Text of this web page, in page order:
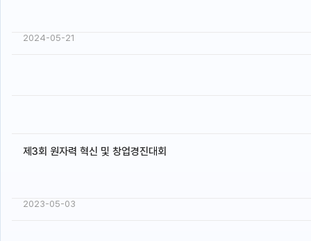
2024-05-21
제3회 원자력 혁신 및 창업경진대회
2023-05-03